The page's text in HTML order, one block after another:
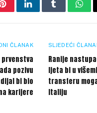
PinterestLinkedInTumblr
ČLANAK
pozivu
bi bio
karijere
SLJEDEĆI
Ranije
ljeta bi u
transferu
Italiju